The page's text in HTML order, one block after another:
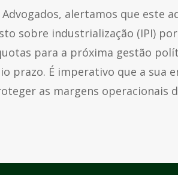
Advogados, alertamos que
sobre industrialização (IPI)
para a próxima gestão
prazo. É imperativo que a sua
as margens operacionais